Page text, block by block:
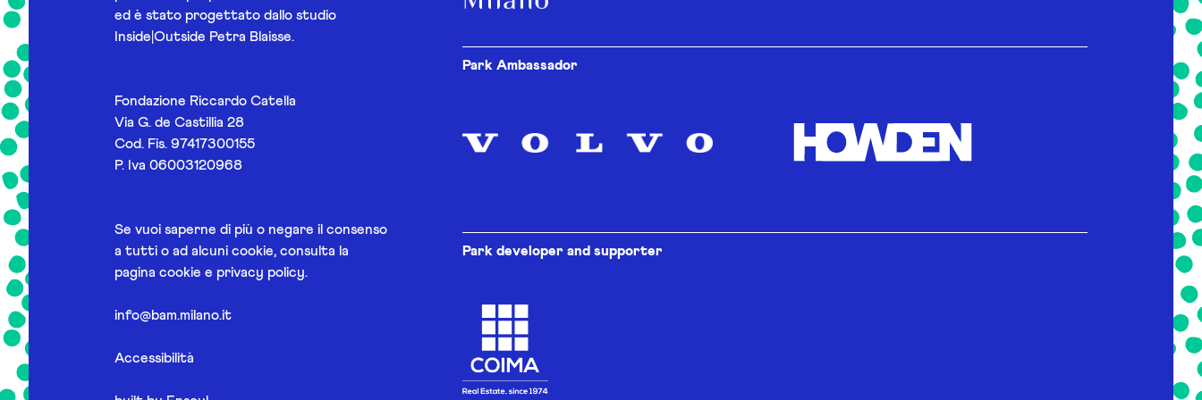
ed è stato progettato dallo studio
Inside|Outside Petra Blaisse.
Fondazione Riccardo Catella
Via G. de Castillia 28
Cod. Fis. 97417300155
P. Iva 06003120968
Se vuoi saperne di più o negare il consenso
a tutti o ad alcuni cookie, consulta la
pagina cookie e privacy policy.
info@bam.milano.it
Accessibilità
Park Ambassador
Park developer and supporter